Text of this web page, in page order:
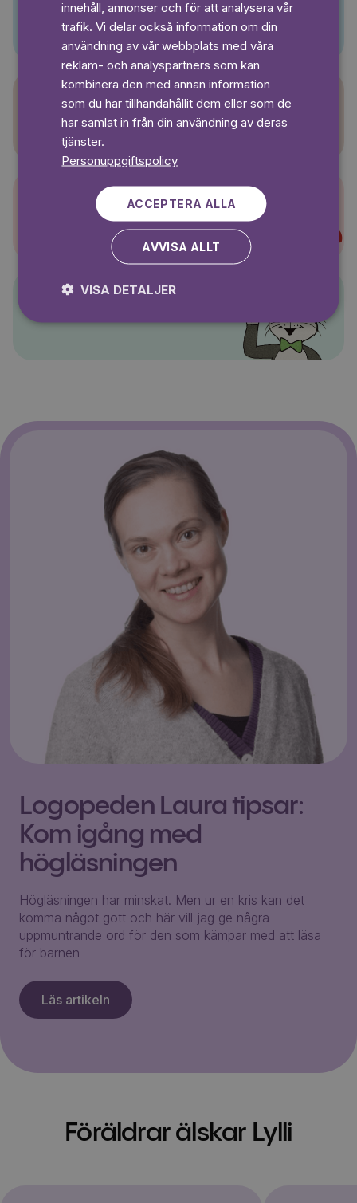
Sagasagor
Super-Charlie
Logopeden Laura tipsar:
Kom igång med
högläsningen
Högläsningen har minskat. Men ur en kris kan det
komma något gott och här vill jag ge några
uppmuntrande ord för den som kämpar med att läsa
för barnen
Läs artikeln
Föräldrar älskar Lylli
innehåll, annonser och för att analysera vår
trafik. Vi delar också information om din
användning av vår webbplats med våra
reklam- och analyspartners som kan
kombinera den med annan information
som du har tillhandahållit dem eller som de
har samlat in från din användning av deras
tjänster.
Personuppgiftspolicy
ACCEPTERA ALLA
AVVISA ALLT
VISA DETALJER